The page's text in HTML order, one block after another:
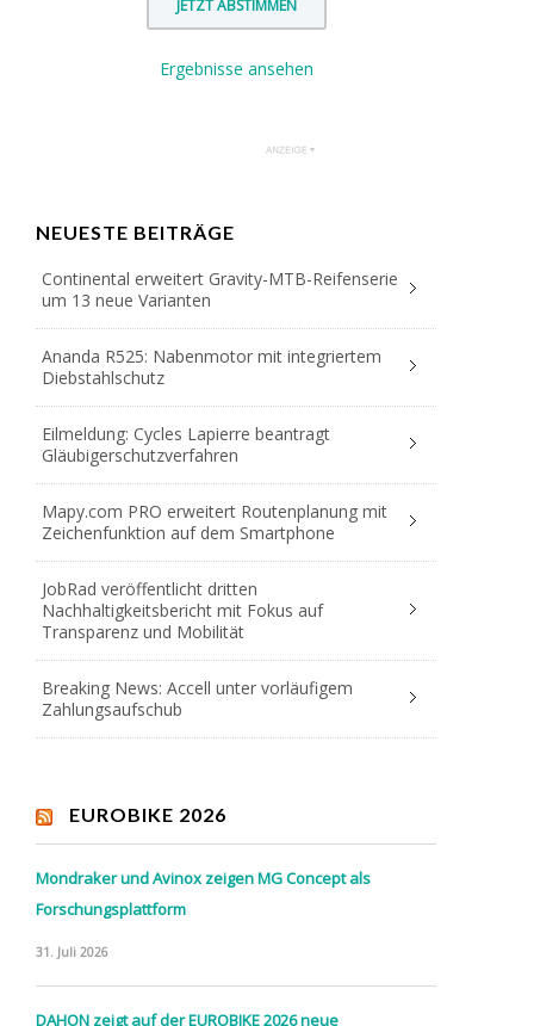
Ergebnisse ansehen
NEUESTE BEITRÄGE
Continental erweitert Gravity-MTB-Reifenserie
um 13 neue Varianten
Ananda R525: Nabenmotor mit integriertem
Diebstahlschutz
Eilmeldung: Cycles Lapierre beantragt
Gläubigerschutzverfahren
Mapy.com PRO erweitert Routenplanung mit
Zeichenfunktion auf dem Smartphone
JobRad veröffentlicht dritten
Nachhaltigkeitsbericht mit Fokus auf
Transparenz und Mobilität
Breaking News: Accell unter vorläufigem
Zahlungsaufschub
EUROBIKE 2026
Mondraker und Avinox zeigen MG Concept als
Forschungsplattform
31. Juli 2026
DAHON zeigt auf der EUROBIKE 2026 neue